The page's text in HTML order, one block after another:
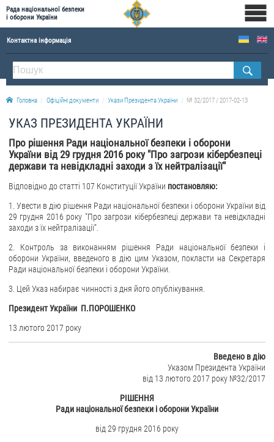
Рада національної безпеки
і оборони України
Контактна інформація
ПРО РНБОУ
Склад Ради національної безпеки і оборони України
Апарат Ради національної безпеки і оборони України
Правова основа діяльності Ради національної безпеки і оборони України
Історична довідка про діяльність Ради національної безпеки і оборони України
ОФІЦІЙНІ ДОКУМЕНТИ
ПРЕСЦЕНТР
Новини
Drone Deals
Фотогалерея
Відеогалерея
ЗВЕРНЕННЯ ГРОМАДЯН
Запит на отримання публічної інформації
Головна Офіційні документи Укази Президента України № 32/2017 / 2017-02-13
УКАЗ ПРЕЗИДЕНТА УКРАЇНИ
Про рішення Ради національної безпеки і оборони
України від 29 грудня 2016 року "Про загрози кібербезпеці
держави та невідкладні заходи з їх нейтралізації"
Відповідно до статті 107 Конституції України постановляю:
1. Увести в дію рішення Ради національної безпеки і оборони України від
29 грудня 2016 року "Про загрози кібербезпеці держави та невідкладні
заходи з їх нейтралізації".
2. Контроль за виконанням рішення Ради національної безпеки і
оборони України, введеного в дію цим Указом, покласти на Секретаря
Ради національної безпеки і оборони України.
3. Цей Указ набирає чинності з дня його опублікування.
Президент України П.ПОРОШЕНКО
13 лютого 2017 року
Введено в дію
Указом Президента України
від 13 лютого 2017 року №32/2017
РІШЕННЯ
Ради національної безпеки і оборони України
від 29 грудня 2016 року